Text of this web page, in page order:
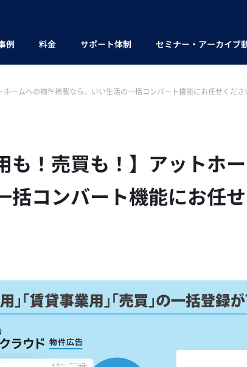
例 料金 サポート体制 セミナー・アーカイブ
ホームへの物件掲載なら、いい生活の一括コンバート機能にお任せくださ
も！売買も！】アットホ
括コンバート機能にお任